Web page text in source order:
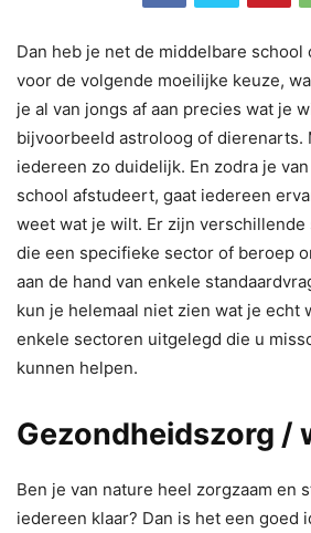
Dan heb je net de middelbare school
voor de volgende moeilijke keuze,
je al van jongs af aan precies wat je
bijvoorbeeld astroloog of dierenarts.
iedereen zo duidelijk. En zodra je
school afstudeert, gaat iedereen
weet wat je wilt. Er zijn
die een specifieke sector of beroep
aan de hand van enkele
kun je helemaal niet zien wat je echt
enkele sectoren uitgelegd die u
kunnen helpen.
Gezondheidszorg /
Ben je van nature heel zorgzaam en
iedereen klaar? Dan is het een goed